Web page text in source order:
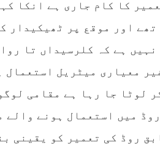
کا کام جاری ہے انکا
تھے اور موقع پر ٹھیکیدار
نہیں ہے کہ کلرسیداں تا
معیاری میٹریل
لوٹا جا رہا ہے مقامی
میں استعمال ہونے
روڈ کی تعمیر کو یقینی